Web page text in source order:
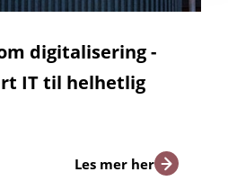
digitalisering -
IT til helhetlig
Les mer her